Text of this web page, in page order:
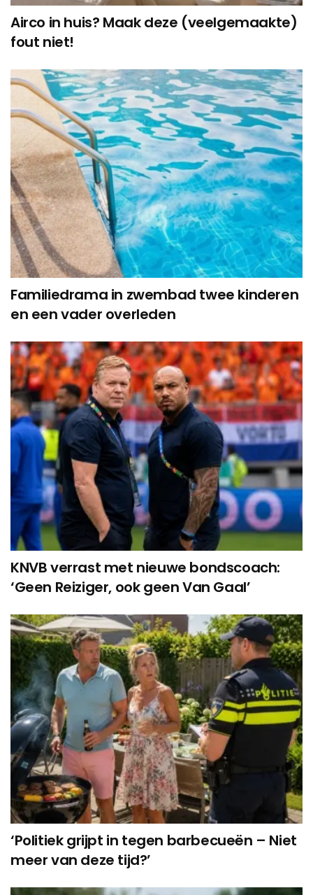
Airco in huis? Maak deze (veelgemaakte)
fout niet!
Familiedrama in zwembad twee kinderen
en een vader overleden
KNVB verrast met nieuwe bondscoach:
‘Geen Reiziger, ook geen Van Gaal’
‘Politiek grijpt in tegen barbecueën – Niet
meer van deze tijd?’